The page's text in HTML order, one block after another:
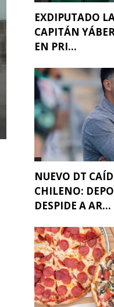
EXDIPUTADO
CAPITÁN
EN PRI...
NUEVO DT
CHILENO:
DESPIDE A AR...